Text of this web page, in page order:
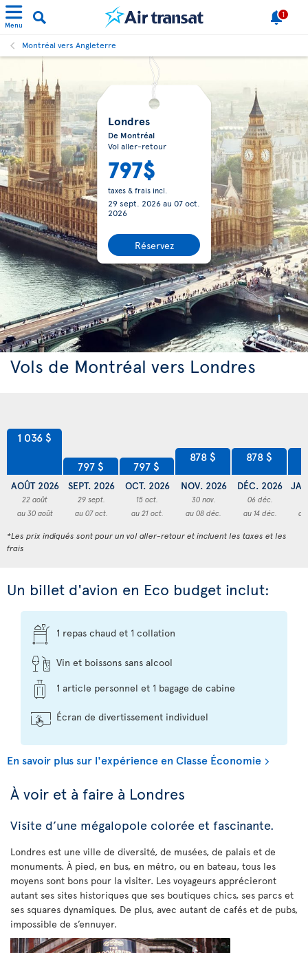
Menu
1
Montréal vers Angleterre
Londres
De Montréal
Vol aller-retour
797$
taxes & frais incl.
29 sept. 2026au 07 oct.
2026
Réservez
Vols de Montréal vers Londres
1 036 $
AOÛT 2026
22 août
au 30 août
797 $
SEPT. 2026
29 sept.
au 07 oct.
797 $
OCT. 2026
15 oct.
au 21 oct.
878 $
NOV. 2026
30 nov.
au 08 déc.
878 $
DÉC. 2026
06 déc.
au 14 déc.
*Les prix indiqués sont pour un vol aller-retour et incluent les taxes et les
frais
Un billet d'avion en Eco budget inclut:
1 repas chaud et 1 collation
Vin et boissons sans alcool
1 article personnel et 1 bagage de cabine
Écran de divertissement individuel
En savoir plus sur l'expérience en Classe Économie
À voir et à faire à Londres
Visite d’une mégalopole colorée et fascinante.
Londres est une ville de diversité, de musées, de palais et de
monuments. À pied, en bus, en métro, ou en bateau, tous les
moyens sont bons pour la visiter. Les voyageurs apprécieront
autant ses sites historiques que ses boutiques chics, ses parcs et
ses squares dynamiques. De plus, avec autant de cafés et de pubs,
impossible de s’ennuyer.